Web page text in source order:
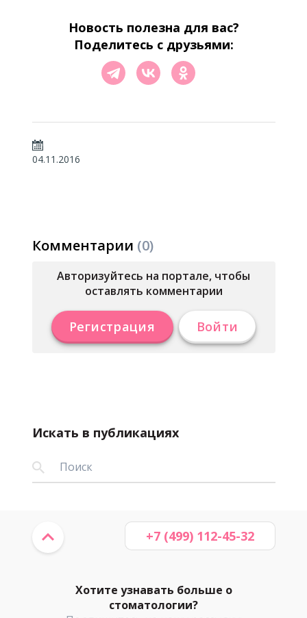
Новость полезна для вас?
Поделитесь с друзьями:
04.11.2016
Комментарии (0)
Авторизуйтесь на портале, чтобы
оставлять комментарии
Регистрация Войти
Искать в публикациях
Хотите узнавать больше о
стоматологии?
+7 (499) 112-45-32